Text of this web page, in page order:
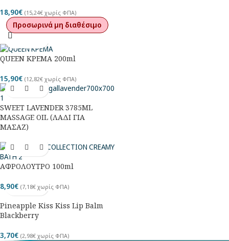
18,90€ (15,24€ χωρίς ΦΠΑ)
Προσωρινά μη διαθέσιμο
QUEEN ΚΡΕΜΑ 200ml
15,90€ (12,82€ χωρίς ΦΠΑ)
SWEET LAVENDER 3785ML
MASSAGE OIL (ΛΑΔΙ ΓΙΑ
ΜΑΣΑΖ)
ΑΦΡΟΛΟΥΤΡΟ 100ml
8,90€ (7,18€ χωρίς ΦΠΑ)
Pineapple Kiss Kiss Lip Balm
Blackberry
3,70€ (2,98€ χωρίς ΦΠΑ)